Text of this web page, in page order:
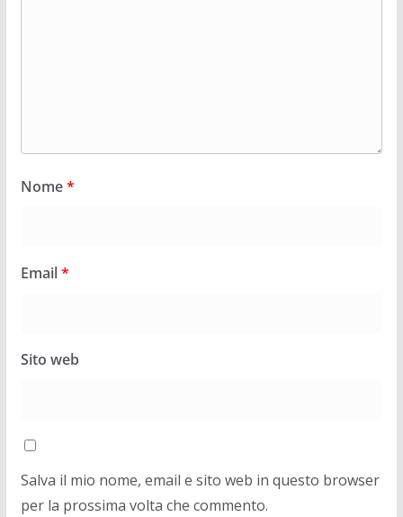
Nome*
Email*
Sito web
Salva il mio nome, email e sito web in questo browser
per la prossima volta che commento.